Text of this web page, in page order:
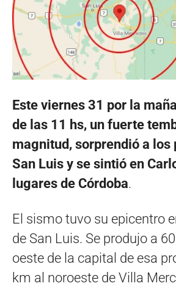
Este viernes 31 por la
de las 11 hs, un fuerte
magnitud, sorprendió a los
San Luis y se sintió en
lugares de Córdoba.
El sismo tuvo su epicentro
de San Luis. Se produjo a
oeste de la capital de esa
km al noroeste de Villa